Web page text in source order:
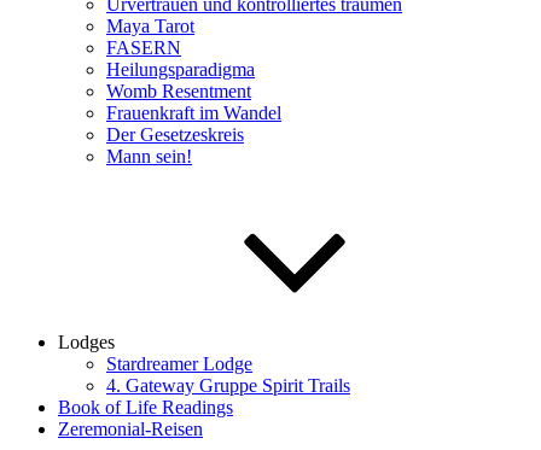
Urvertrauen und kontrolliertes träumen
Maya Tarot
FASERN
Heilungsparadigma
Womb Resentment
Frauenkraft im Wandel
Der Gesetzeskreis
Mann sein!
Lodges
Stardreamer Lodge
4. Gateway Gruppe Spirit Trails
Book of Life Readings
Zeremonial-Reisen